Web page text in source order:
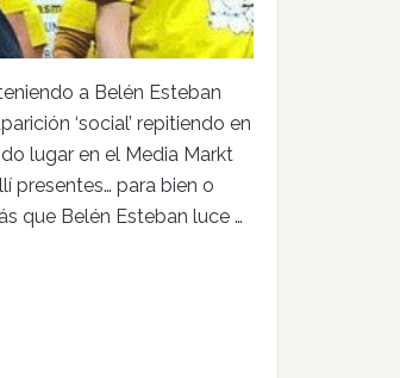
a Belén Esteban
‘social’ repitiendo en
lugar en el Media Markt
presentes… para bien o
que Belén Esteban luce …